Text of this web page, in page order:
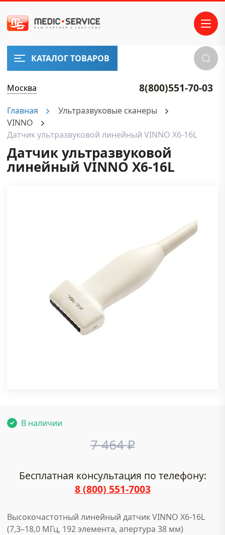
КАТАЛОГ ТОВАРОВ
Москва 8(800)551-70-03
Главная
Ультразвуковые сканеры
VINNO
Датчик ультразвуковой линейный VINNO X6-16L
Датчик ультразвуковой
линейный VINNO X6-16L
В наличии
7 464₽
Бесплатная консультация по телефону:
8 (800) 551-7003
Высокочастотный линейный датчик VINNO X6-16L
(7,3–18,0 МГц, 192 элемента, апертура 38 мм)